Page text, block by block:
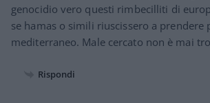
genocidio vero questi rimbecilliti di
se hamas o simili riuscissero a prendere
mediterraneo. Male cercato non è mai
Rispondi